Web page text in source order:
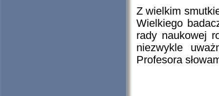
Z wielkim
Wielkiego
rady naukowej
niezwykle
Profesora